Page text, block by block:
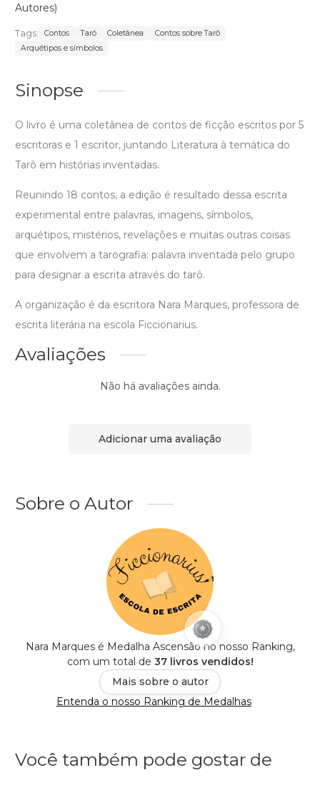
Autores)
Tags: Contos Tarô Coletânea
Contos sobre Tarô
Arquétipos e símbolos
Sinopse
O livro é uma coletânea de contos de ficção escritos por 5
escritoras e 1 escritor, juntando Literatura à temática do
Tarô em histórias inventadas.
Reunindo 18 contos, a edição é resultado dessa escrita
experimental entre palavras, imagens, símbolos,
arquétipos, mistérios, revelações e muitas outras coisas
que envolvem a tarografia: palavra inventada pelo grupo
para designar a escrita através do tarô.
A organização é da escritora Nara Marques, professora de
escrita literária na escola Ficcionarius.
Avaliações
Não há avaliações ainda.
Adicionar uma avaliação
Sobre o Autor
Nara Marques é Medalha Ascensão no nosso Ranking,
com um total de 37 livros vendidos!
Mais sobre o autor
Entenda o nosso Ranking de Medalhas
Você também pode gostar de